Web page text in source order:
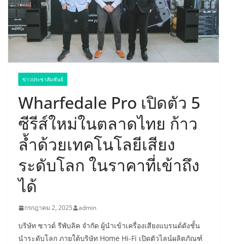
ข่าวประชาสัมพันธ์
Wharfedale Pro เปิดตัว 5
ซีรีส์ใหม่ในตลาดไทย ก้าว
ล้ำด้วยเทคโนโลยีเสียง
ระดับโลก ในราคาที่เข้าถึง
ได้
กรกฎาคม 2, 2025 admin
บริษัท ซาวด์ รีพับลิค จำกัด ผู้นำเข้าเครื่องเสียงแบรนด์ดังชั้น
นำระดับโลก ภายใต้บริษัท Home Hi-Fi เปิดตัวไลน์ผลิตภัณฑ์